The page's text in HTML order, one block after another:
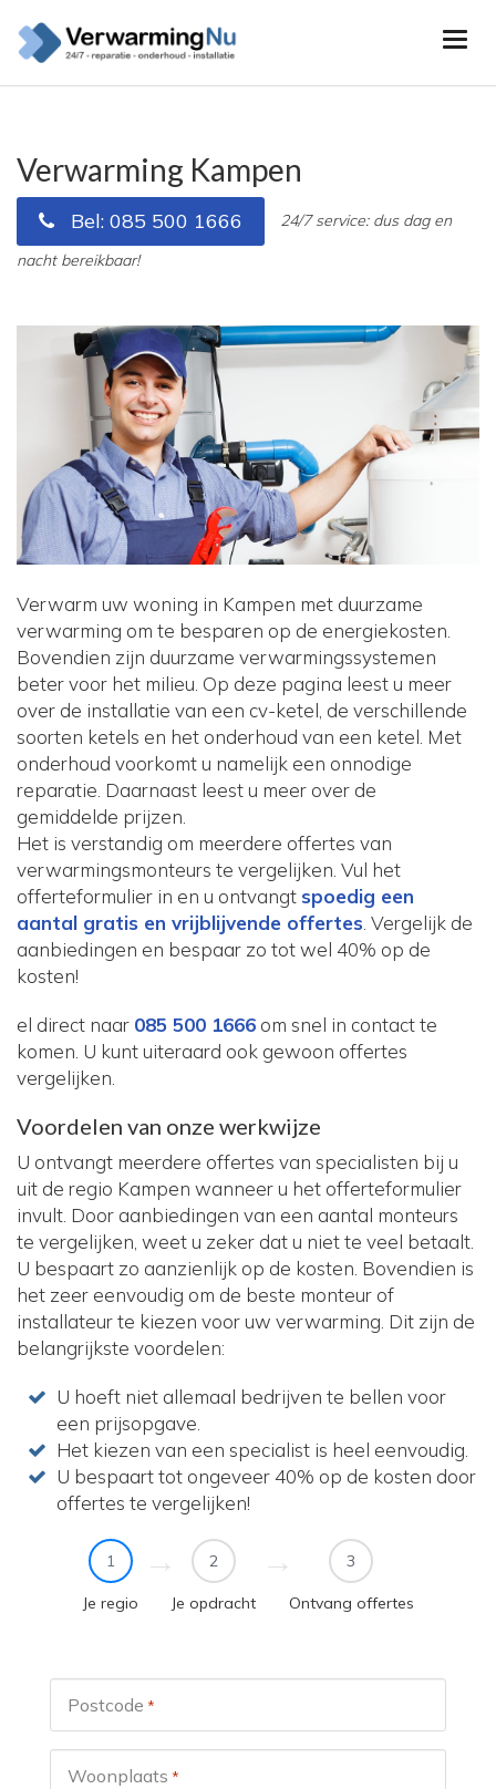
Verwarming Kampen
Bel: 085 500 1666
24/7 service: dus dag en
nacht bereikbaar!
Verwarm uw woning in Kampen met duurzame
verwarming om te besparen op de energiekosten.
Bovendien zijn duurzame verwarmingssystemen
beter voor het milieu. Op deze pagina leest u meer
over de installatie van een cv-ketel, de verschillende
soorten ketels en het onderhoud van een ketel. Met
onderhoud voorkomt u namelijk een onnodige
reparatie. Daarnaast leest u meer over de
gemiddelde prijzen.
Het is verstandig om meerdere offertes van
verwarmingsmonteurs te vergelijken. Vul het
offerteformulier in en u ontvangt spoedig een
aantal gratis en vrijblijvende offertes . Vergelijk de
aanbiedingen en bespaar zo tot wel 40% op de
kosten!
el direct naar 085 500 1666 om snel in contact te
komen. U kunt uiteraard ook gewoon offertes
vergelijken.
Voordelen van onze werkwijze
U ontvangt meerdere offertes van specialisten bij u
uit de regio Kampen wanneer u het offerteformulier
invult. Door aanbiedingen van een aantal monteurs
te vergelijken, weet u zeker dat u niet te veel betaalt.
U bespaart zo aanzienlijk op de kosten. Bovendien is
het zeer eenvoudig om de beste monteur of
installateur te kiezen voor uw verwarming. Dit zijn de
belangrijkste voordelen:
U hoeft niet allemaal bedrijven te bellen voor
een prijsopgave.
Het kiezen van een specialist is heel eenvoudig.
U bespaart tot ongeveer 40% op de kosten door
offertes te vergelijken!
1
Je regio
2
Je opdracht
3
Ontvang offertes
Postcode *
Woonplaats *